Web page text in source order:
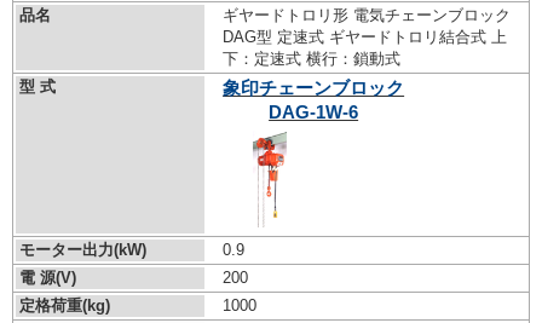
品名
ギヤードトロリ形 電気チェーンブロック
DAG型 定速式 ギヤードトロリ結合式 上
下：定速式 横行：鎖動式
型 式
象印チェーンブロック
DAG-1W-6
モーター出力(kW)
0.9
電 源(V)
200
定格荷重(kg)
1000